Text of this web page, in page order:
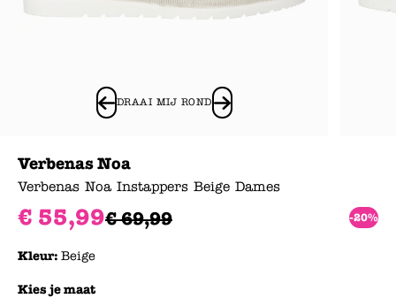
DRAAI MIJ ROND
Verbenas Noa
Verbenas Noa Instappers Beige Dames
€ 55,99€ 69,99 -20%
Kleur: Beige
Kies je maat